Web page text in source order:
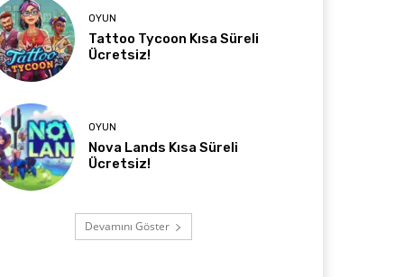
OYUN
Tattoo Tycoon Kısa Süreli
Ücretsiz!
OYUN
Nova Lands Kısa Süreli
Ücretsiz!
Devamını Göster